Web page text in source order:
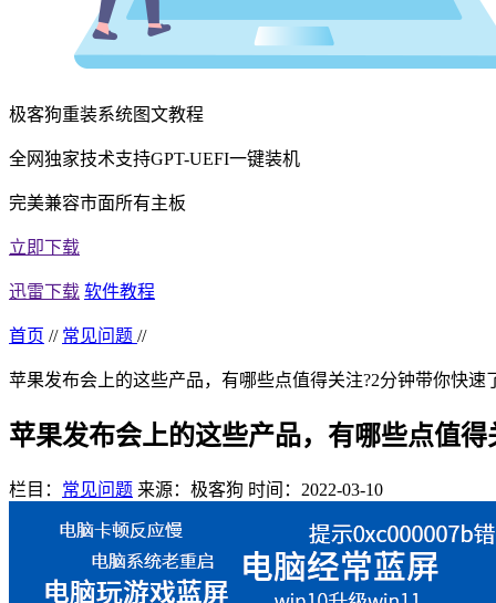
极客狗重装系统图文教程
全网独家技术支持GPT-UEFI一键装机
完美兼容市面所有主板
立即下载
迅雷下载 软件教程
首页 // 常见问题 //
苹果发布会上的这些产品，有哪些点值得关注?2分钟带你快速
苹果发布会上的这些产品，有哪些点值
栏目： 常见问题 来源：极客狗 时间：2022-03-10